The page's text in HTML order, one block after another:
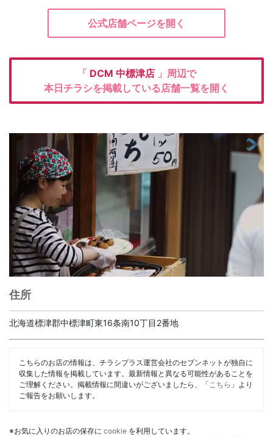
公式店舗ページを開く
「 DCM 中標津店 」周辺で
本日チラシを掲載している店舗一覧を開く
住所
北海道標津郡中標津町東16条南10丁目2番地
こちらのお店の情報は、チラシプラス運営会社のセブンネットが独自に
収集した情報を掲載しています。最新情報と異なる可能性があることを
ご理解ください。掲載情報に間違いがございましたら、「 こちら 」より
ご報告をお願いします。
※お気に入りのお店の保存に cookie を利用しています。